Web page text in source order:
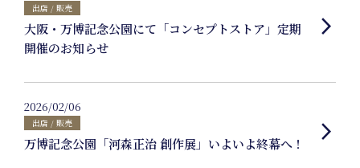
Uniform
Project
出店 / 販売
大阪・万博記念公園にて「コンセプトストア」定期
開催のお知らせ
arrow_forward_ios
2026/02/06
出店 / 販売
万博記念公園「河森正治 創作展」いよいよ終幕へ！
arrow_forward_ios